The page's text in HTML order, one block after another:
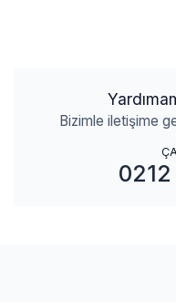
Bizimle iletişime